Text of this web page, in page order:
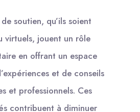
soutien, qu’ils soient
virtuels, jouent un rôle
en offrant un espace
et de conseils
et professionnels. Ces
contribuent à diminuer